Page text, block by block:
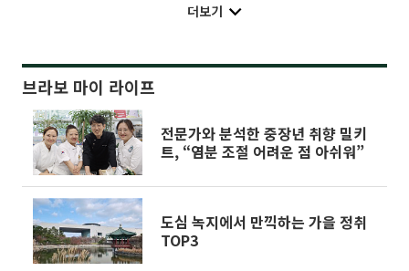
더보기
브라보 마이 라이프
전문가와 분석한 중장년 취향 밀키
트, “염분 조절 어려운 점 아쉬워”
도심 녹지에서 만끽하는 가을 정취
TOP3